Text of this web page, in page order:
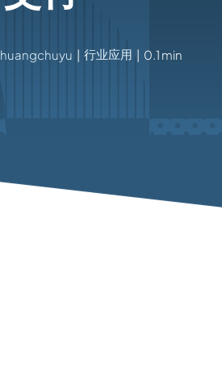
huangchuyu | 行业应用 | 0.1 min